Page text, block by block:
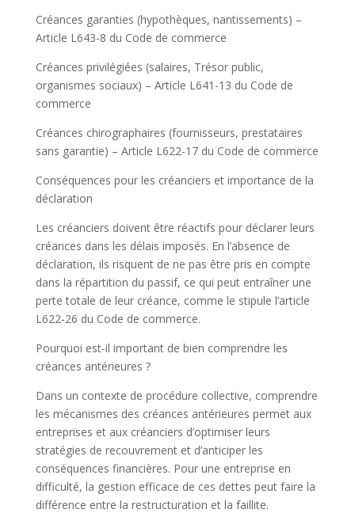
Créances garanties (hypothèques, nantissements) –
Article L643-8 du Code de commerce
Créances privilégiées (salaires, Trésor public,
organismes sociaux) – Article L641-13 du Code de
commerce
Créances chirographaires (fournisseurs, prestataires
sans garantie) – Article L622-17 du Code de commerce
Conséquences pour les créanciers et importance de la
déclaration
Les créanciers doivent être réactifs pour déclarer leurs
créances dans les délais imposés. En l’absence de
déclaration, ils risquent de ne pas être pris en compte
dans la répartition du passif, ce qui peut entraîner une
perte totale de leur créance, comme le stipule l’article
L622-26 du Code de commerce.
Pourquoi est-il important de bien comprendre les
créances antérieures ?
Dans un contexte de procédure collective, comprendre
les mécanismes des créances antérieures permet aux
entreprises et aux créanciers d’optimiser leurs
stratégies de recouvrement et d’anticiper les
conséquences financières. Pour une entreprise en
difficulté, la gestion efficace de ces dettes peut faire la
différence entre la restructuration et la faillite.